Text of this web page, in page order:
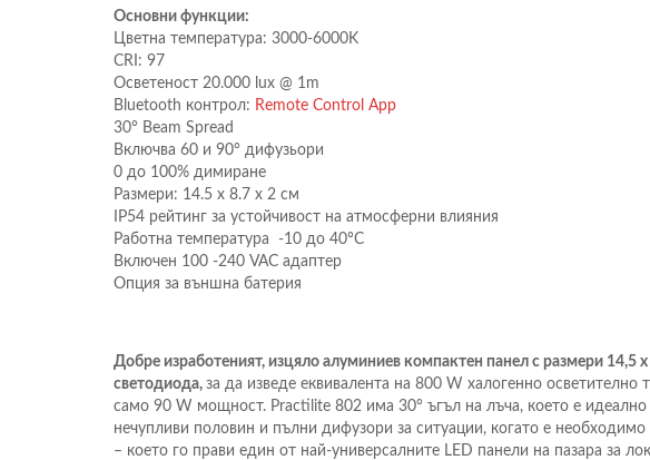
Основни функции:
Цветна температура: 3000-6000K
CRI: 97
Осветеност 20.000 lux @ 1m
Bluetooth контрол: Remote Control App
30° Beam Spread
Включва 60 и 90° дифузьори
0 до 100% димиране
Размери: 14.5 x 8.7 x 2 см
IP54 рейтинг за устойчивост на атмосферни влияния
Работна температура -10 до 40°C
Включен 100 -240 VAC адаптер
Опция за външна батерия
Добре изработеният, изцяло алуминиев компактен панел с размери 14,5
светодиода, за да изведе еквивалента на 800 W халогенно
само 90 W мощност. Practilite 802 има 30° ъгъл на лъча, което е идеално
нечупливи половин и пълни дифузори за ситуации, когато е
– което го прави един от най-универсалните LED панели на пазара за